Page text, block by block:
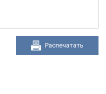
Распечатать